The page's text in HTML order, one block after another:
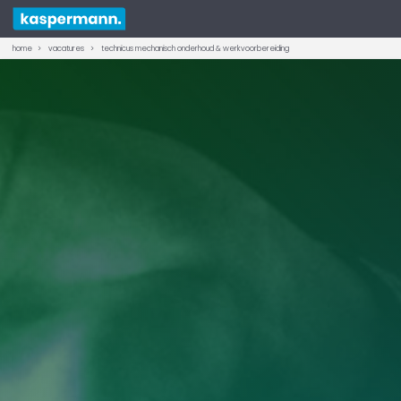
home vacatures technicus mechanisch onderhoud & werkvoorbereiding